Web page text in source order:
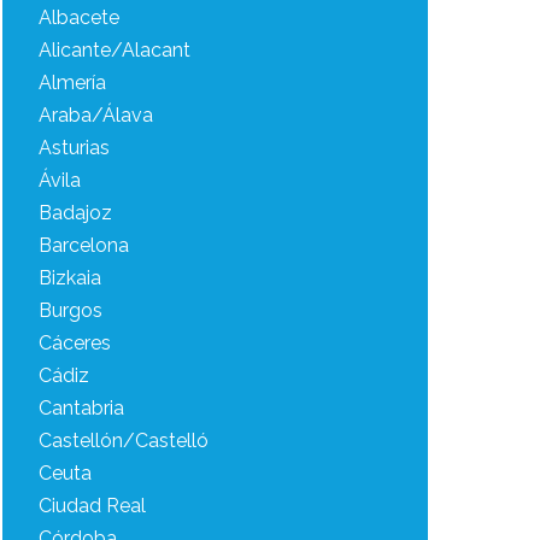
Albacete
Alicante/Alacant
Almería
Araba/Álava
Asturias
Ávila
Badajoz
Barcelona
Bizkaia
Burgos
Cáceres
Cádiz
Cantabria
Castellón/Castelló
Ceuta
Ciudad Real